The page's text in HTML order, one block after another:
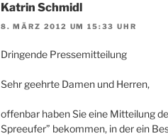
Katrin Schmidl
8. MÄRZ 2012 UM 15:33 UHR
Dringende Pressemitteilung
Sehr geehrte Damen und Herren,
offenbar haben Sie eine Mitteilung
Spreeufer” bekommen, in der ein